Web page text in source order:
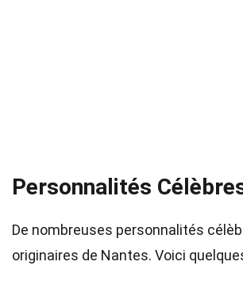
Personnalités
De nombreuses personnalités
originaires de Nantes. Voici